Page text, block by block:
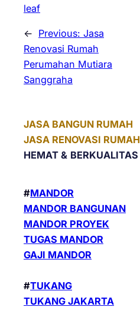
leaf
← Previous: Jasa
Renovasi Rumah
Perumahan Mutiara
Sanggraha
JASA BANGUN RUMAH
JASA RENOVASI RUMAH
HEMAT & BERKUALITAS
#MANDOR
MANDOR BANGUNAN
MANDOR PROYEK
TUGAS MANDOR
GAJI MANDOR
#TUKANG
TUKANG JAKARTA